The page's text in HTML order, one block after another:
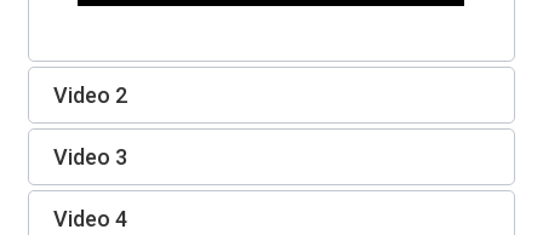
Video 2
Video 3
Video 4